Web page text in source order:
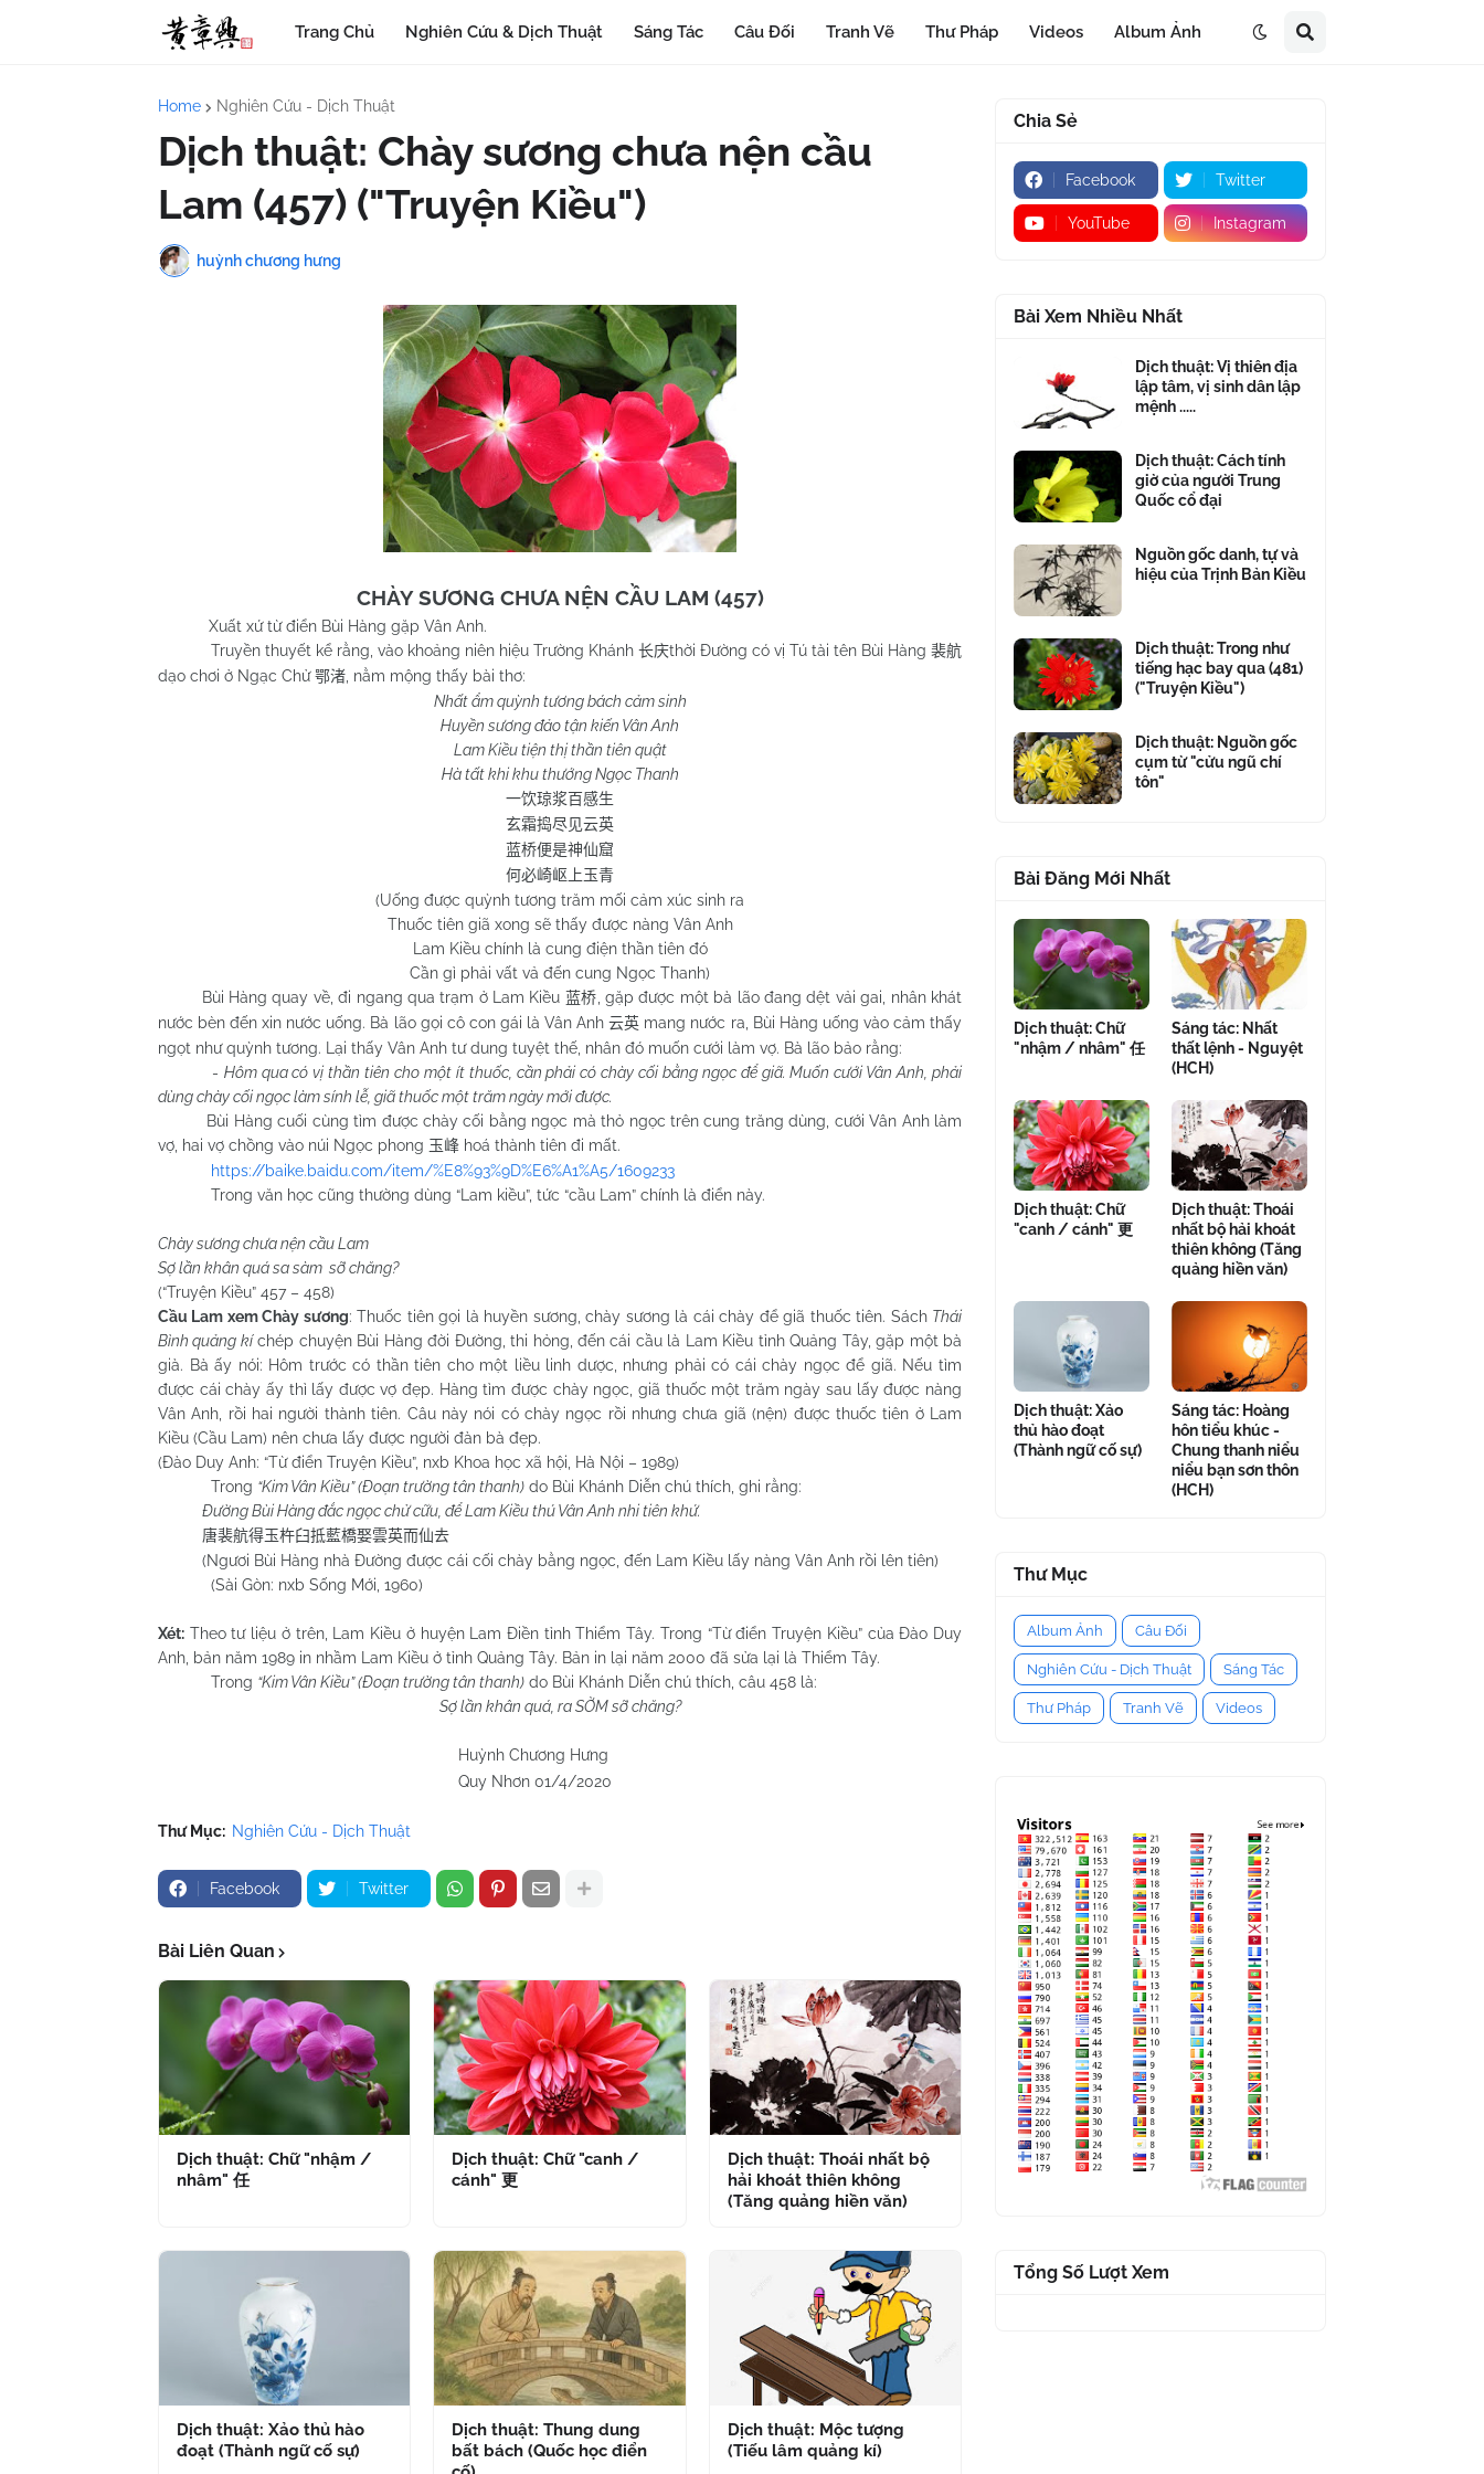
Trang Chủ Nghiên Cứu & Dịch Thuật Sáng Tác Câu Đối Tranh Vẽ Thư Pháp Videos Album Ảnh
Home Nghiên Cứu - Dịch Thuật
Dịch thuật: Chày sương chưa nện cầu
Lam (457) ("Truyện Kiều")
huỳnh chương hưng
CHÀY SƯƠNG CHƯA NỆN CẦU LAM (457)
Xuất xứ từ điển Bùi Hàng gặp Vân Anh.
Truyền thuyết kể rằng, vào khoảng niên hiệu Trường Khánh 长庆thời Đường có vị Tú tài tên Bùi Hàng 裴航
dạo chơi ở Ngạc Chử 鄂渚 , nằm mộng thấy bài thơ:
Nhất ẩm quỳnh tương bách cảm sinh
Huyền sương đảo tận kiến Vân Anh
Lam Kiều tiện thị thần tiên quật
Hà tất khi khu thướng Ngọc Thanh
一饮琼浆百感生
玄霜捣尽见云英
蓝桥便是神仙窟
何必崎岖上玉青
(Uống được quỳnh tương trăm mối cảm xúc sinh ra
Thuốc tiên giã xong sẽ thấy được nàng Vân Anh
Lam Kiều chính là cung điện thần tiên đó
Cần gì phải vất vả đến cung Ngọc Thanh)
Bùi Hàng quay về, đi ngang qua trạm ở Lam Kiều 蓝桥 , gặp được một bà lão đang dệt vải gai, nhân khát
nước bèn đến xin nước uống. Bà lão gọi cô con gái là Vân Anh云英 mang nước ra, Bùi Hàng uống vào cảm thấy
ngọt như quỳnh tương. Lại thấy Vân Anh tư dung tuyệt thế, nhân đó muốn cưới làm vợ. Bà lão bảo rằng:
- Hôm qua có vị thần tiên cho một ít thuốc, cần phải có chày cối bằng ngọc để giã. Muốn cưới Vân Anh, phải
dùng chày cối ngọc làm sính lễ, giã thuốc một trăm ngày mới được.
Bùi Hàng cuối cùng tìm được chày cối bằng ngọc mà thỏ ngọc trên cung trăng dùng, cưới Vân Anh làm
vợ, hai vợ chồng vào núi Ngọc phong 玉峰 hoá thành tiên đi mất.
https://baike.baidu.com/item/%E8%93%9D%E6%A1%A5/1609233
Trong văn học cũng thường dùng “Lam kiều”, tức “cầu Lam” chính là điển này.
Chày sương chưa nện cầu Lam
Sợ lần khân quá sa sàm sỡ chăng?
(“Truyện Kiều” 457 – 458)
Cầu Lam xem Chày sương: Thuốc tiên gọi là huyền sương, chày sương là cái chày để giã thuốc tiên. Sách Thái
Bình quảng kíchép chuyện Bùi Hàng đời Đường, thi hỏng, đến cái cầu là Lam Kiều tỉnh Quảng Tây, gặp một bà
già. Bà ấy nói: Hôm trước có thần tiên cho một liều linh dược, nhưng phải có cái chày ngọc để giã. Nếu tìm
được cái chày ấy thì lấy được vợ đẹp. Hàng tìm được chày ngọc, giã thuốc một trăm ngày sau lấy được nàng
Vân Anh, rồi hai người thành tiên. Câu này nói có chày ngọc rồi nhưng chưa giã (nện) được thuốc tiên ở Lam
Kiều (Cầu Lam) nên chưa lấy được người đàn bà đẹp.
(Đào Duy Anh: “Từ điển Truyện Kiều”, nxb Khoa học xã hội, Hà Nội – 1989)
Trong “Kim Vân Kiều” (Đoạn trường tân thanh) do Bùi Khánh Diễn chú thích, ghi rằng:
Đường Bùi Hàng đắc ngọc chử cữu, để Lam Kiều thú Vân Anh nhi tiên khứ.
唐裴航得玉杵臼抵藍橋娶雲英而仙去
(Ngươi Bùi Hàng nhà Đường được cái cối chày bằng ngọc, đến Lam Kiều lấy nàng Vân Anh rồi lên tiên)
(Sài Gòn: nxb Sống Mới, 1960)
Xét: Theo tư liệu ở trên, Lam Kiều ở huyện Lam Điền tỉnh Thiểm Tây. Trong “Từ điển Truyện Kiều” của Đào Duy
Anh, bản năm 1989 in nhầm Lam Kiều ở tỉnh Quảng Tây. Bản in lại năm 2000 đã sửa lại là Thiểm Tây.
Trong “Kim Vân Kiều” (Đoạn trường tân thanh) do Bùi Khánh Diễn chú thích, câu 458 là:
Sợ lần khân quá, ra SỜM sỡ chăng?
Huỳnh Chương Hưng
Quy Nhơn 01/4/2020
Thư Mục: Nghiên Cứu - Dịch Thuật
Facebook Twitter
Bài Liên Quan
Dịch thuật: Chữ "nhậm /
nhâm" 任
Dịch thuật: Chữ "canh /
cánh" 更
Dịch thuật: Thoái nhất bộ
hải khoát thiên không
(Tăng quảng hiền văn)
Dịch thuật: Xảo thủ hào
đoạt (Thành ngữ cố sự)
Dịch thuật: Thung dung
bất bách (Quốc học điển
Dịch thuật: Mộc tượng
(Tiếu lâm quảng kí)
Chia Sẻ
Facebook Twitter
YouTube Instagram
Bài Xem Nhiều Nhất
Dịch thuật: Vị thiên địa
lập tâm, vị sinh dân lập
mệnh .....
Dịch thuật: Cách tính
giờ của người Trung
Quốc cổ đại
Nguồn gốc danh, tự và
hiệu của Trịnh Bản Kiều
Dịch thuật: Trong như
tiếng hạc bay qua (481)
("Truyện Kiều")
Dịch thuật: Nguồn gốc
cụm từ "cửu ngũ chí
tôn"
Bài Đăng Mới Nhất
Dịch thuật: Chữ
"nhậm / nhâm" 任
Sáng tác: Nhất
thất lệnh - Nguyệt
(HCH)
Dịch thuật: Chữ
"canh / cánh" 更
Dịch thuật: Thoái
nhất bộ hải khoát
thiên không (Tăng
quảng hiền văn)
Dịch thuật: Xảo
thủ hào đoạt
(Thành ngữ cố sự)
Sáng tác: Hoàng
hôn tiểu khúc -
Chung thanh niểu
niểu bạn sơn thôn
(HCH)
Thư Mục
Album Ảnh Câu Đối
Nghiên Cứu - Dịch Thuật Sáng Tác
Thư Pháp Tranh Vẽ Videos
Tổng Số Lượt Xem